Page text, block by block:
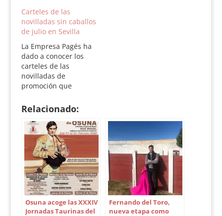
Carteles de las
novilladas sin caballos
de julio en Sevilla
La Empresa Pagés ha
dado a conocer los
carteles de las
novilladas de
promoción que
ocupan el mes de
julio en la plaza de
toros de la Real
Maestranza de Sevilla,
y que este año tienen
como novedad que el
festejo estará
formado por tres
novilleros que lidiarán
dos…
Relacionado:
Osuna acoge las XXXIV
Jornadas Taurinas del
Fernando del Toro,
nueva etapa como